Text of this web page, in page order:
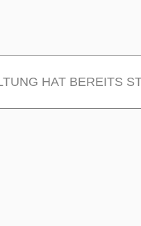
HAT BEREITS